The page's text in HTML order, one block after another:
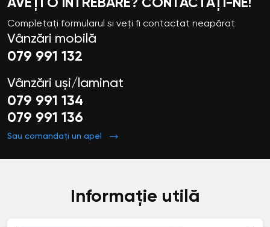
AVEȚI O ÎNTREBARE? CONTACTAȚI-NE!
Completați formularul si veți fi contactat neapărat
Vânzări mobilă
079 991 132
Vânzări uși/laminat
079 991 134
079 991 136
Sau comandați un apel
Informație utilă